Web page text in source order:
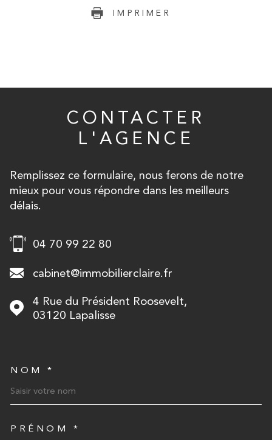
IMPRIMER
CONTACTER
L'AGENCE
Remplissez ce formulaire, nous ferons de notre
mieux pour vous répondre dans les meilleurs
délais.
04 70 99 22 80
cabinet@immobilierclaire.fr
4 Rue du Président Roosevelt,
03120
Lapalisse
NOM *
PRÉNOM *